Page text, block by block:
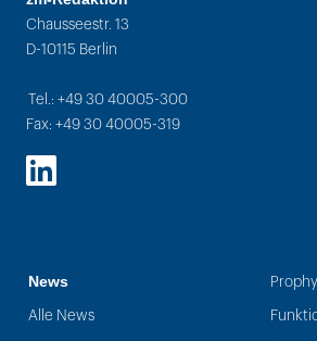
Chausseestr. 13
D-10115 Berlin
Tel.: +49 30 40005-300
Fax: +49 30 40005-319
LinkedIn
News
Alle News